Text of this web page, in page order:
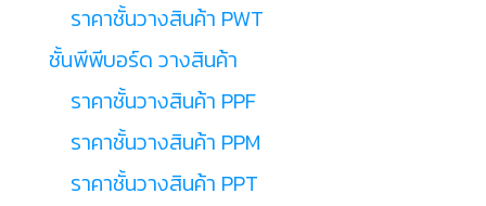
ราคาชั้นวางสินค้า PWT
ชั้นพีพีบอร์ด วางสินค้า
ราคาชั้นวางสินค้า PPF
ราคาชั้นวางสินค้า PPM
ราคาชั้นวางสินค้า PPT